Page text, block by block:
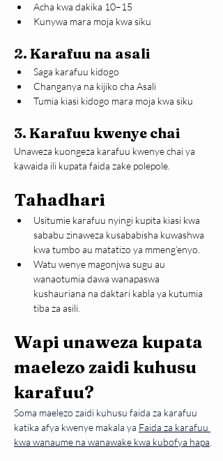
Acha kwa dakika 10–15
Kunywa mara moja kwa siku
2. Karafuu na asali
Saga karafuu kidogo
Changanya na kijiko cha Asali
Tumia kiasi kidogo mara moja kwa siku
3. Karafuu kwenye chai
Unaweza kuongeza karafuu kwenye chai ya
kawaida ili kupata faida zake polepole.
Tahadhari
Usitumie karafuu nyingi kupita kiasi kwa
sababu zinaweza kusababisha kuwashwa
kwa tumbo au matatizo ya mmeng’enyo.
Watu wenye magonjwa sugu au
wanaotumia dawa wanapaswa
kushauriana na daktari kabla ya kutumia
tiba za asili.
Wapi unaweza kupata
maelezo zaidi kuhusu
karafuu?
Soma maelezo zaidi kuhusu faida za karafuu
katika afya kwenye makala ya Faida za karafuu
kwa wanaume na wanawake kwa kubofya hapa